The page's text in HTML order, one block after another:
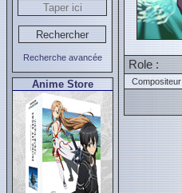
Recherche avancée
Anime Store
Role :
Compositeur